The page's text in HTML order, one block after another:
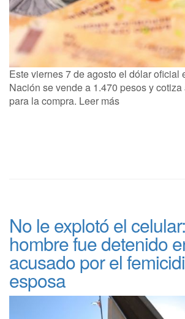
Este viernes 7 de agosto el dólar oficial
Nación se vende a 1.470 pesos y
para la compra. Leer más
No le explotó el
hombre fue detenido
acusado por el
esposa